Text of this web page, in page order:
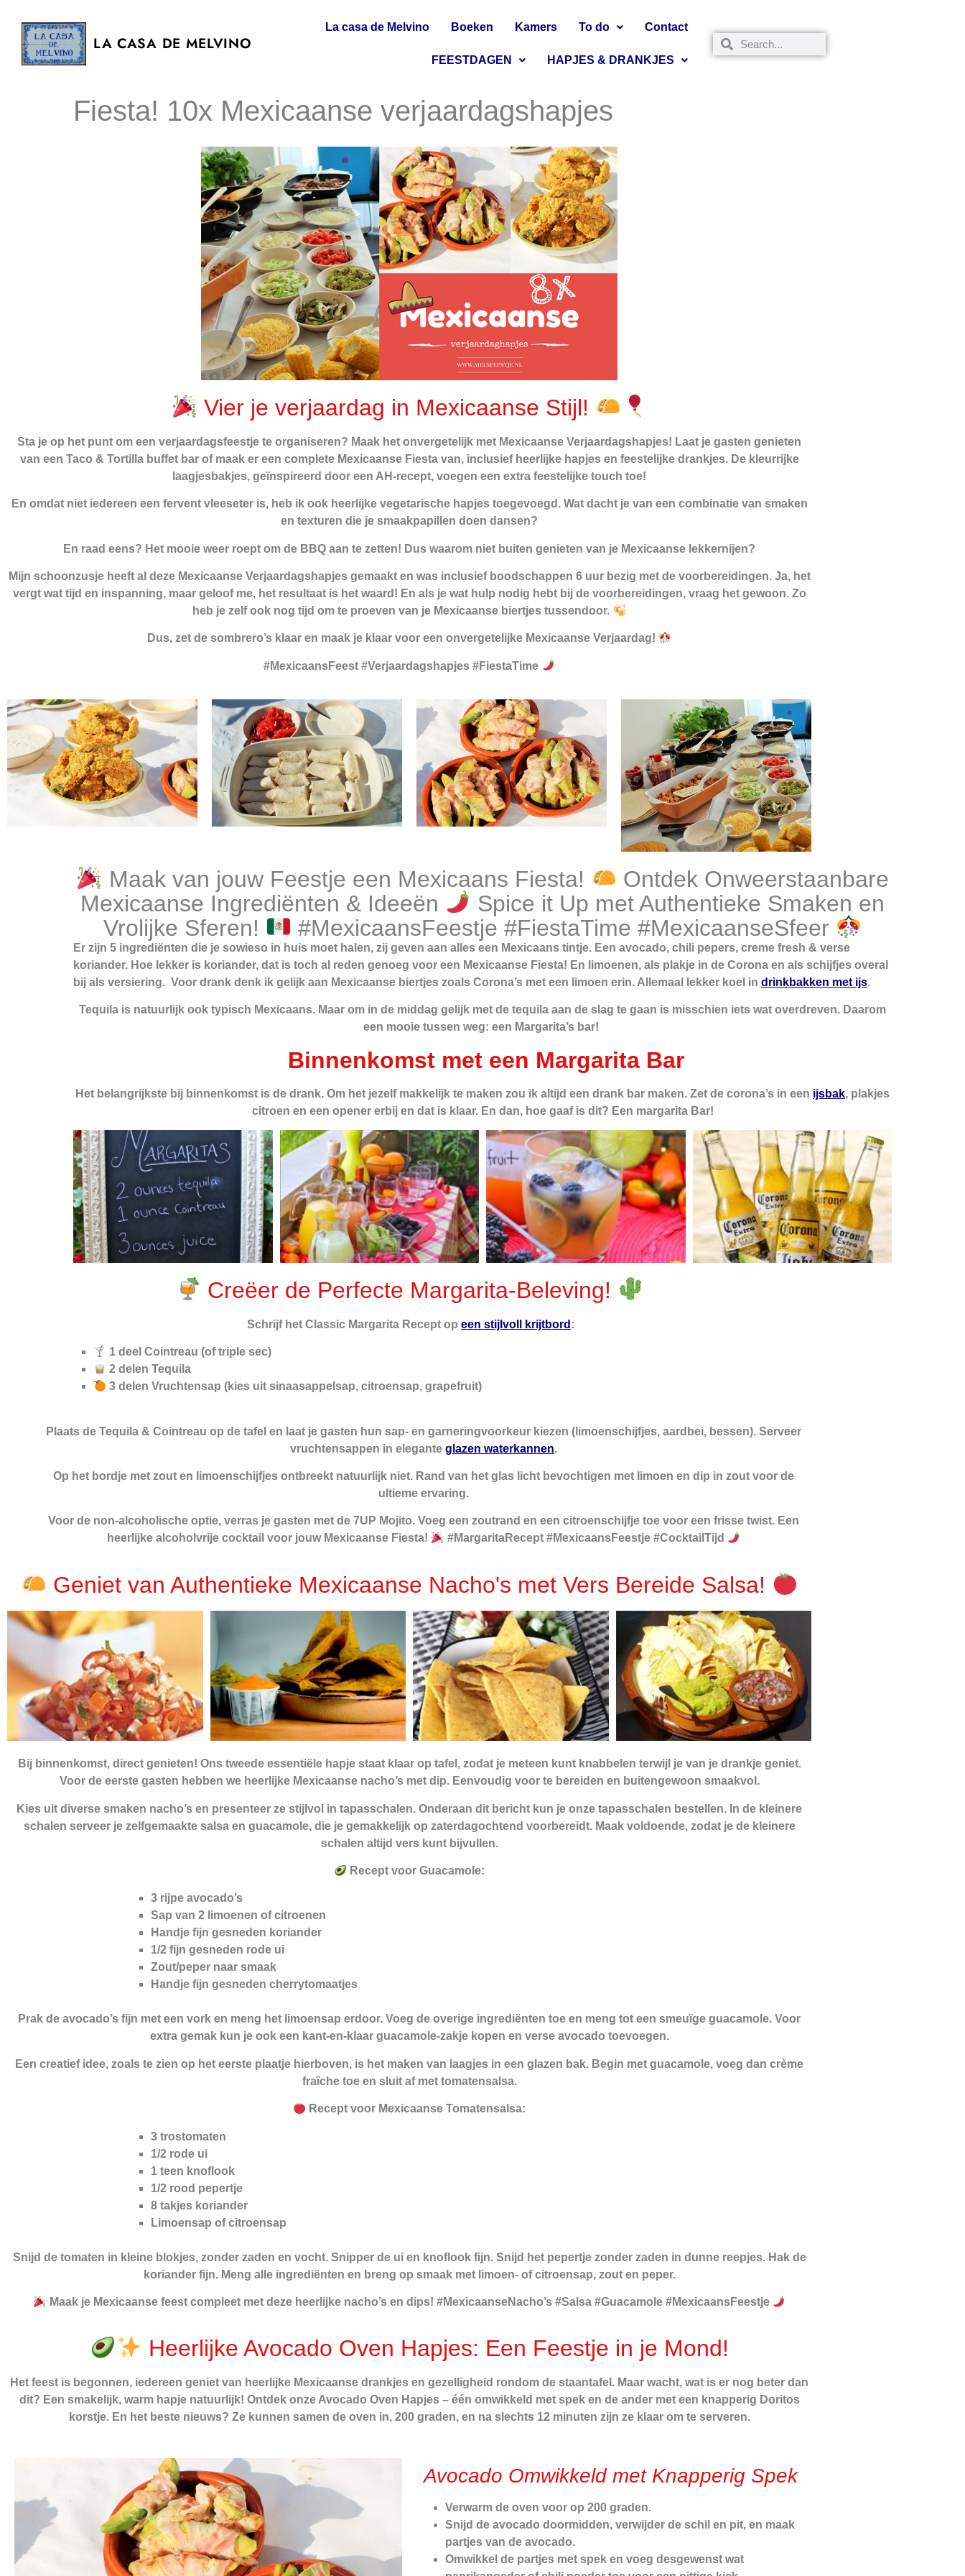
LA CASA DE MELVINO
La casa de Melvino Boeken Kamers To do Contact
FEESTDAGEN HAPJES & DRANKJES
Fiesta! 10x Mexicaanse verjaardagshapjes
Vier je verjaardag in Mexicaanse Stijl!
Sta je op het punt om een verjaardagsfeestje te organiseren? Maak het onvergetelijk met Mexicaanse Verjaardagshapjes! Laat je gasten genieten
van een Taco & Tortilla buffet bar of maak er een complete Mexicaanse Fiesta van, inclusief heerlijke hapjes en feestelijke drankjes. De kleurrijke
laagjesbakjes, geïnspireerd door een AH-recept, voegen een extra feestelijke touch toe!
En omdat niet iedereen een fervent vleeseter is, heb ik ook heerlijke vegetarische hapjes toegevoegd. Wat dacht je van een combinatie van smaken
en texturen die je smaakpapillen doen dansen?
En raad eens? Het mooie weer roept om de BBQ aan te zetten! Dus waarom niet buiten genieten van je Mexicaanse lekkernijen?
Mijn schoonzusje heeft al deze Mexicaanse Verjaardagshapjes gemaakt en was inclusief boodschappen 6 uur bezig met de voorbereidingen. Ja, het
vergt wat tijd en inspanning, maar geloof me, het resultaat is het waard! En als je wat hulp nodig hebt bij de voorbereidingen, vraag het gewoon. Zo
heb je zelf ook nog tijd om te proeven van je Mexicaanse biertjes tussendoor.
Dus, zet de sombrero’s klaar en maak je klaar voor een onvergetelijke Mexicaanse Verjaardag!
#MexicaansFeest #Verjaardagshapjes #FiestaTime
Maak van jouw Feestje een Mexicaans Fiesta!
Ontdek Onweerstaanbare
Mexicaanse Ingrediënten & Ideeën
Spice it Up met Authentieke Smaken en
Vrolijke Sferen!
#MexicaansFeestje #FiestaTime #MexicaanseSfeer
Er zijn 5 ingrediënten die je sowieso in huis moet halen, zij geven aan alles een Mexicaans tintje. Een avocado, chili pepers, creme fresh & verse
koriander. Hoe lekker is koriander, dat is toch al reden genoeg voor een Mexicaanse Fiesta! En limoenen, als plakje in de Corona en als schijfjes overal
bij als versiering. Voor drank denk ik gelijk aan Mexicaanse biertjes zoals Corona’s met een limoen erin. Allemaal lekker koel in drinkbakken met ijs.
Tequila is natuurlijk ook typisch Mexicaans. Maar om in de middag gelijk met de tequila aan de slag te gaan is misschien iets wat overdreven. Daarom
een mooie tussen weg: een Margarita’s bar!
Binnenkomst met een Margarita Bar
Het belangrijkste bij binnenkomst is de drank. Om het jezelf makkelijk te maken zou ik altijd een drank bar maken. Zet de corona’s in een ijsbak, plakjes
citroen en een opener erbij en dat is klaar. En dan, hoe gaaf is dit? Een margarita Bar!
Creëer de Perfecte Margarita-Beleving!
Schrijf het Classic Margarita Recept op een stijlvoll krijtbord :
1 deel Cointreau (of triple sec)
2 delen Tequila
3 delen Vruchtensap (kies uit sinaasappelsap, citroensap, grapefruit)
Plaats de Tequila & Cointreau op de tafel en laat je gasten hun sap- en garneringvoorkeur kiezen (limoenschijfjes, aardbei, bessen). Serveer
vruchtensappen in elegante glazen waterkannen.
Op het bordje met zout en limoenschijfjes ontbreekt natuurlijk niet. Rand van het glas licht bevochtigen met limoen en dip in zout voor de
ultieme ervaring.
Voor de non-alcoholische optie, verras je gasten met de 7UP Mojito. Voeg een zoutrand en een citroenschijfje toe voor een frisse twist. Een
heerlijke alcoholvrije cocktail voor jouw Mexicaanse Fiesta!
#MargaritaRecept #MexicaansFeestje #CocktailTijd
Geniet van Authentieke Mexicaanse Nacho's met Vers Bereide Salsa!
Bij binnenkomst, direct genieten! Ons tweede essentiële hapje staat klaar op tafel, zodat je meteen kunt knabbelen terwijl je van je drankje geniet.
Voor de eerste gasten hebben we heerlijke Mexicaanse nacho’s met dip. Eenvoudig voor te bereiden en buitengewoon smaakvol.
Kies uit diverse smaken nacho’s en presenteer ze stijlvol in tapasschalen. Onderaan dit bericht kun je onze tapasschalen bestellen. In de kleinere
schalen serveer je zelfgemaakte salsa en guacamole, die je gemakkelijk op zaterdagochtend voorbereidt. Maak voldoende, zodat je de kleinere
schalen altijd vers kunt bijvullen.
Recept voor Guacamole:
3 rijpe avocado’s
Sap van 2 limoenen of citroenen
Handje fijn gesneden koriander
1/2 fijn gesneden rode ui
Zout/peper naar smaak
Handje fijn gesneden cherrytomaatjes
Prak de avocado’s fijn met een vork en meng het limoensap erdoor. Voeg de overige ingrediënten toe en meng tot een smeuïge guacamole. Voor
extra gemak kun je ook een kant-en-klaar guacamole-zakje kopen en verse avocado toevoegen.
Een creatief idee, zoals te zien op het eerste plaatje hierboven, is het maken van laagjes in een glazen bak. Begin met guacamole, voeg dan crème
fraîche toe en sluit af met tomatensalsa.
Recept voor Mexicaanse Tomatensalsa:
3 trostomaten
1/2 rode ui
1 teen knoflook
1/2 rood pepertje
8 takjes koriander
Limoensap of citroensap
Snijd de tomaten in kleine blokjes, zonder zaden en vocht. Snipper de ui en knoflook fijn. Snijd het pepertje zonder zaden in dunne reepjes. Hak de
koriander fijn. Meng alle ingrediënten en breng op smaak met limoen- of citroensap, zout en peper.
Maak je Mexicaanse feest compleet met deze heerlijke nacho’s en dips! #MexicaanseNacho’s #Salsa #Guacamole #MexicaansFeestje
Heerlijke Avocado Oven Hapjes: Een Feestje in je Mond!
Het feest is begonnen, iedereen geniet van heerlijke Mexicaanse drankjes en gezelligheid rondom de staantafel. Maar wacht, wat is er nog beter dan
dit? Een smakelijk, warm hapje natuurlijk! Ontdek onze Avocado Oven Hapjes – één omwikkeld met spek en de ander met een knapperig Doritos
korstje. En het beste nieuws? Ze kunnen samen de oven in, 200 graden, en na slechts 12 minuten zijn ze klaar om te serveren.
Avocado Omwikkeld met Knapperig Spek
Verwarm de oven voor op 200 graden.
Snijd de avocado doormidden, verwijder de schil en pit, en maak
partjes van de avocado.
Omwikkel de partjes met spek en voeg desgewenst wat